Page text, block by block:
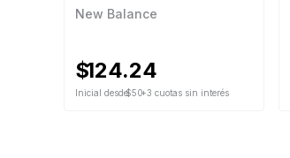
New Balance
$124.24
Inicial desde$50+3 cuotas sin interés